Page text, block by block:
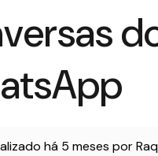
há 5 meses por